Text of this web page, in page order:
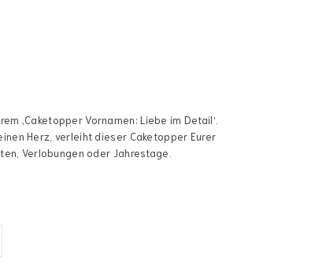
‚Caketopper Vornamen: Liebe im Detail‘.
Herz, verleiht dieser Caketopper Eurer
Verlobungen oder Jahrestage.